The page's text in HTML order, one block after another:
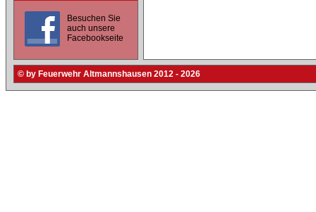
Besuchen Sie
auch unsere
Facebookseite
© by Feuerwehr Altmannshausen 2012 - 2026